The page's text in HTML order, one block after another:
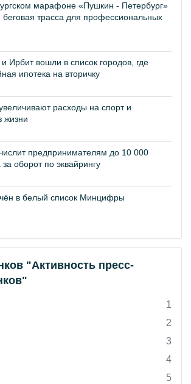
марафоне «Пушкин - Петербург»
беговая трасса для профессиональных
Ирбит вошли в список городов, где
ипотека на вторичку
расходы на спорт и
жизни
предпринимателям до 10 000
оборот по эквайрингу
в белый список Минцифры
"Активность пресс-
1
2
3
4
5